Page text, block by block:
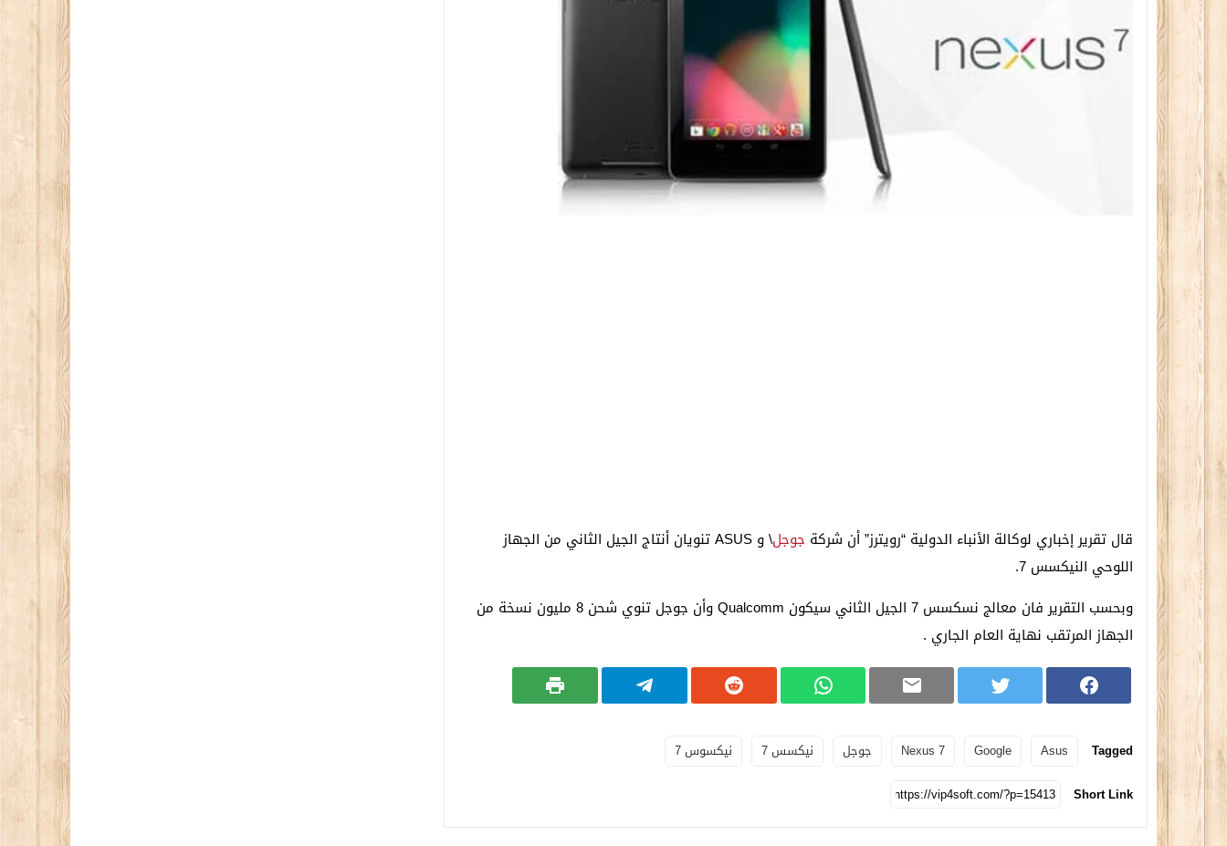
قال تقرير إخباري لوكالة الأنباء الدولية “رويترز” أن شركة جوجل
\ و ASUS تنويان أنتاج الجيل الثاني من الجهاز
اللوحي النيكسس 7.
وبحسب التقرير فان معالج نسكسس 7 الجيل الثاني سيكون Qualcomm وأن جوجل تنوي شحن 8 مليون نسخة من
الجهاز المرتقب نهاية العام الجاري .
Tagged
Asus
Google
Nexus 7 جوجل نيكسس 7
نيكسوس 7
Short Link